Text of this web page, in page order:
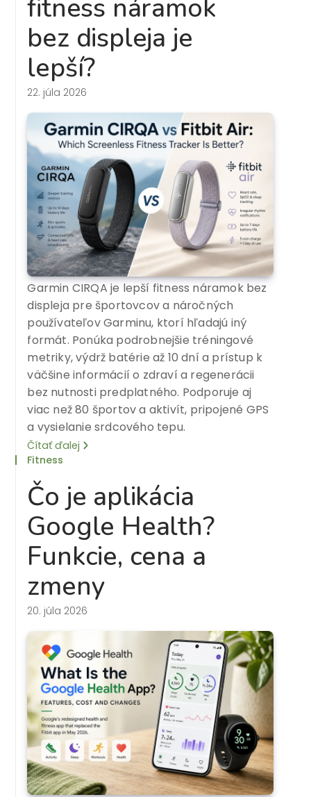
fitness náramok
bez displeja je
lepší?
22. júla 2026
Garmin CIRQA je lepší fitness náramok bez
displeja pre športovcov a náročných
používateľov Garminu, ktorí hľadajú iný
formát. Ponúka podrobnejšie tréningové
metriky, výdrž batérie až 10 dní a prístup k
väčšine informácií o zdraví a regenerácii
bez nutnosti predplatného. Podporuje aj
viac než 80 športov a aktivít, pripojené GPS
a vysielanie srdcového tepu.
Čítať ďalej
Fitness
Čo je aplikácia
Google Health?
Funkcie, cena a
zmeny
20. júla 2026